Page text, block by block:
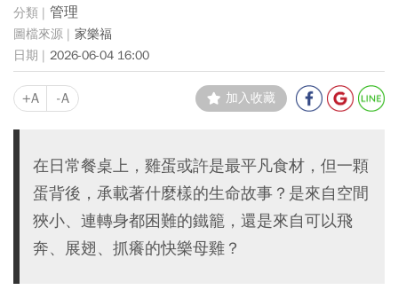
管理
家樂福
2026-06-04 16:00
+A -A 加入收藏
在日常餐桌上，雞蛋或許是最平凡食材，但一顆
蛋背後，承載著什麼樣的生命故事？是來自空間
狹小、連轉身都困難的鐵籠，還是來自可以飛
奔、展翅、抓癢的快樂母雞？